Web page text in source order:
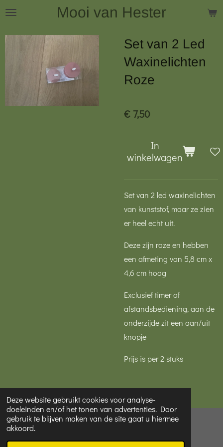
Deze website gebruikt cookies voor analyse-
doeleinden en/of het tonen van advertenties. Door
gebruik te blijven maken van de site gaat u hiermee
akkoord.
Ga
naar
hoofdinhoud
Mooi van Hester
Set van 2 Led
Waxinelichten
Roze
€ 7,50
In
winkelwagen
Set van 2 led waxinelichten
van kunststof, maar ze zien
er heel echt uit.
Deze zijn roze en hebben
een afmeting van 5,8 cm x
4,6 cm hoog
Exclusief timer of
afstandsbediening, aan de
onderzijde zit een aan/uit
knopje
Prijs is per 2 stuks
© 2022 - 2026 Mooi van Hester
Powered byJouwWeb